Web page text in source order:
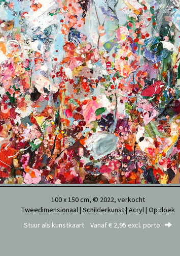
100 x 150 cm, © 2022, verkocht
Tweedimensionaal | Schilderkunst | Acryl | Op doek
Stuur als kunstkaart Vanaf € 2,95 excl. porto